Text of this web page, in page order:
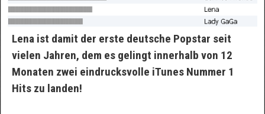
Lena ist damit der erste deutsche Popstar seit
vielen Jahren, dem es gelingt innerhalb von 12
Monaten zwei eindrucksvolle iTunes Nummer 1
Hits zu landen!